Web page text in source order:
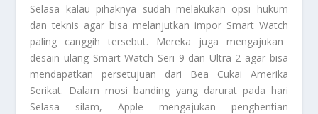
Selasa kalau pihaknya sudah melakukan opsi hukum
dan teknis agar bisa melanjutkan impor Smart Watch
paling canggih tersebut. Mereka juga mengajukan
desain ulang Smart Watch Seri 9 dan Ultra 2 agar bisa
mendapatkan persetujuan dari Bea Cukai Amerika
Serikat. Dalam mosi banding yang darurat pada hari
Selasa silam, Apple mengajukan penghentian